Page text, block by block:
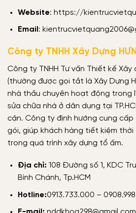
Website: https://
Email :
Công ty TNHH Xây Dựng
Công ty TNHH Tư vấn Thiết kế Xây
(thường được gọi tắt là Xây Dựng
nhà thầu chuyên hoạt động trong
sửa chữa nhà ở dân dụng tại
cận. Công ty định hướng cung
gói, giúp khách hàng tiết kiệm thời
trong quá trình xây dựng tổ ấm.
Địa chỉ: 108 Đường số 1, KDC
Bình Chánh, Tp.HCM
Hotline:0913.733.000 –